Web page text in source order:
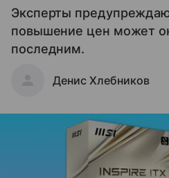
Эксперты
повышение цен может
последним.
Денис Хлебников